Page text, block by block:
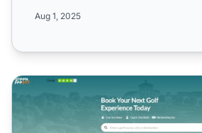
Aug 1, 2025
Programme d'affiliation Greenfee365